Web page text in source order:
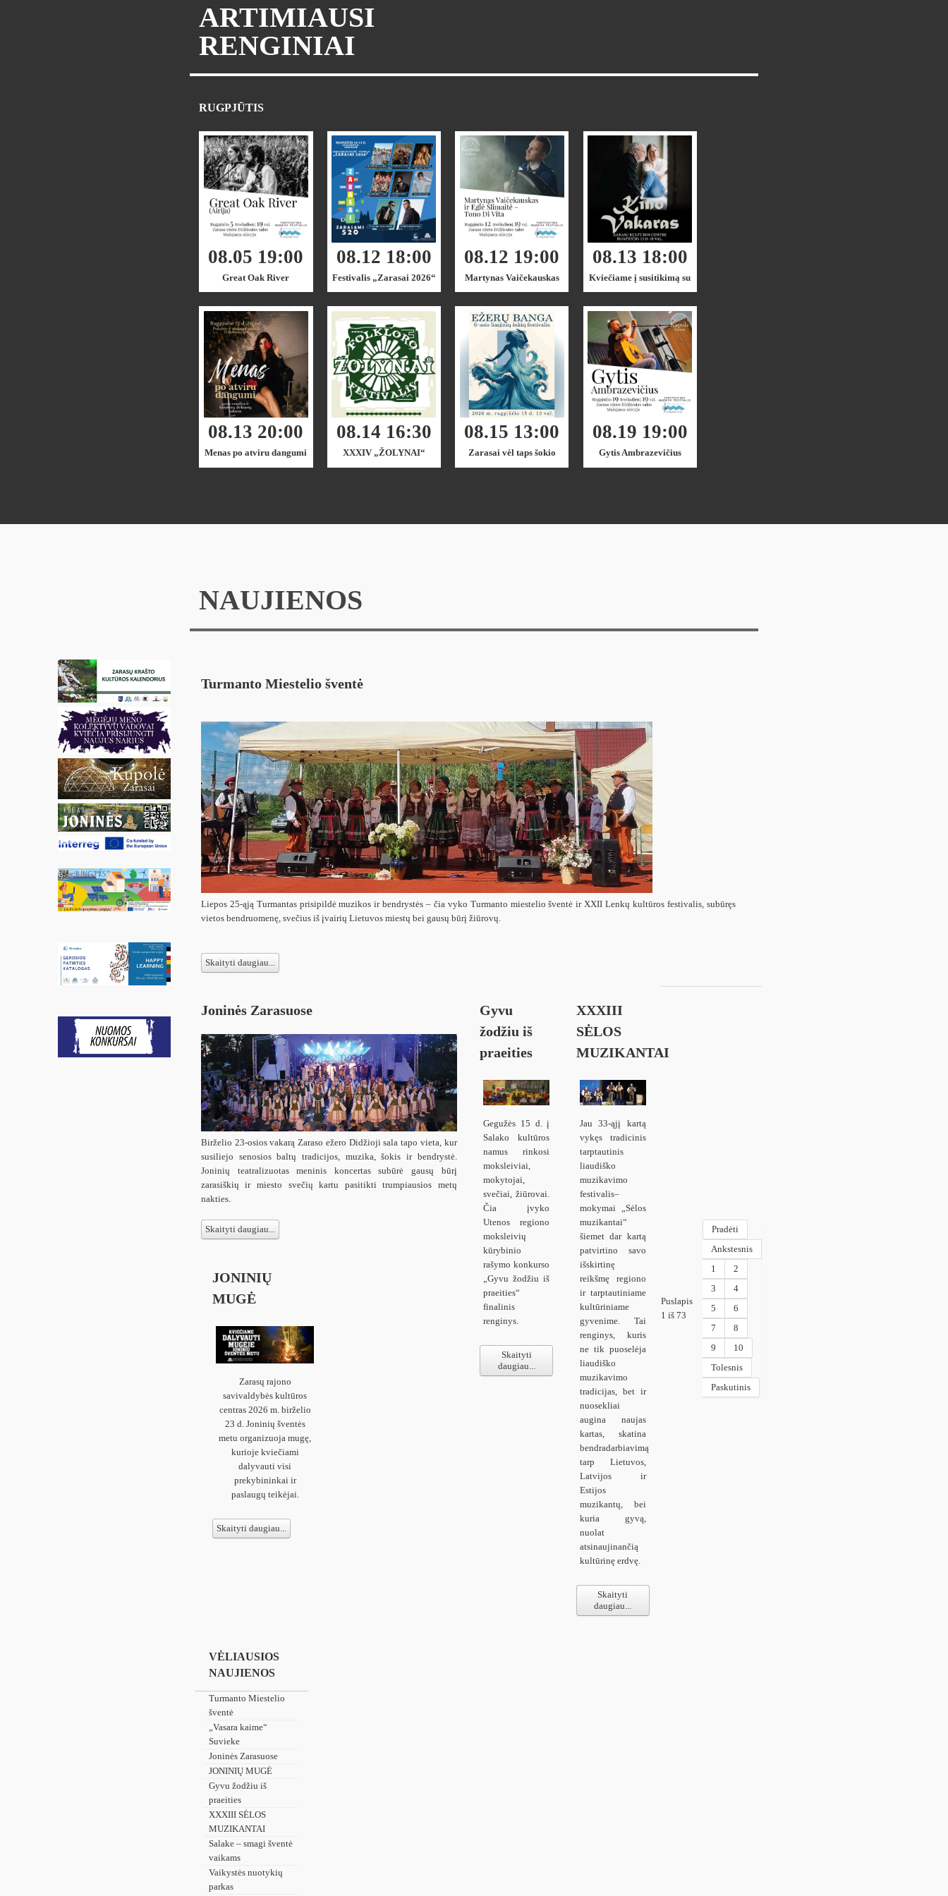
ARTIMIAUSI
RENGINIAI
RUGPJŪTIS
08.05 19:00
Great Oak River
08.12 18:00
Festivalis „Zarasai 2026“
08.12 19:00
Martynas Vaičekauskas
08.13 18:00
Kviečiame į susitikimą su
kino kūrėjais Zarasuose
08.13 20:00
Menas po atviru dangumi
Zarasuose!
08.14 16:30
XXXIV „ŽOLYNAI“
08.15 13:00
Zarasai vėl taps šokio
sostine
08.19 19:00
Gytis Ambrazevičius
NAUJIENOS
Turmanto Miestelio šventė
Liepos 25-ąją Turmantas prisipildė muzikos ir bendrystės – čia vyko Turmanto miestelio šventė ir XXII Lenkų kultūros festivalis, subūręs
vietos bendruomenę, svečius iš įvairių Lietuvos miestų bei gausų būrį žiūrovų.
Skaityti daugiau...
Joninės Zarasuose
Birželio 23-osios vakarą Zaraso ežero Didžioji sala tapo vieta, kur
susiliejo senosios baltų tradicijos, muzika, šokis ir bendrystė.
Joninių teatralizuotas meninis koncertas subūrė gausų būrį
zarasiškių ir miesto svečių kartu pasitikti trumpiausios metų
nakties.
Skaityti daugiau...
JONINIŲ
MUGĖ
Zarasų rajono
savivaldybės kultūros
centras 2026 m. birželio
23 d. Joninių šventės
metu organizuoja mugę,
kurioje kviečiami
dalyvauti visi
prekybininkai ir
paslaugų teikėjai.
Skaityti daugiau...
Gyvu
žodžiu iš
praeities
Gegužės 15 d. į
Salako kultūros
namus rinkosi
moksleiviai,
mokytojai,
svečiai, žiūrovai.
Čia įvyko
Utenos regiono
moksleivių
kūrybinio
rašymo konkurso
„Gyvu žodžiu iš
praeities“
finalinis
renginys.
Skaityti
daugiau...
XXXIII
SĖLOS
MUZIKANTAI
Jau 33-ąjį kartą
vykęs tradicinis
tarptautinis
liaudiško
muzikavimo
festivalis–
mokymai „Sėlos
muzikantai“
šiemet dar kartą
patvirtino savo
išskirtinę
reikšmę regiono
ir tarptautiniame
kultūriniame
gyvenime. Tai
renginys, kuris
ne tik puoselėja
liaudiško
muzikavimo
tradicijas, bet ir
nuosekliai
augina naujas
kartas, skatina
bendradarbiavimą
tarp Lietuvos,
Latvijos ir
Estijos
muzikantų, bei
kuria gyvą,
nuolat
atsinaujinančią
kultūrinę erdvę.
Skaityti
daugiau...
Puslapis
1 iš 73
Pradėti
Ankstesnis
1
2
3
4
5
6
7
8
9
10
Tolesnis
Paskutinis
VĖLIAUSIOS
NAUJIENOS
Turmanto Miestelio
šventė
„Vasara kaime“
Suvieke
Joninės Zarasuose
JONINIŲ MUGĖ
Gyvu žodžiu iš
praeities
XXXIII SĖLOS
MUZIKANTAI
Salake – smagi šventė
vaikams
Vaikystės nuotykių
parkas